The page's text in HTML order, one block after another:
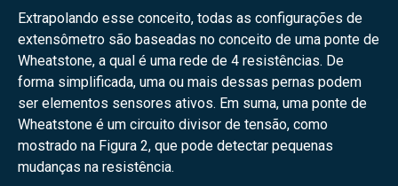
Extrapolando esse conceito, todas as configurações de
extensômetro são baseadas no conceito de uma ponte de
Wheatstone, a qual é uma rede de 4 resistências. De
forma simplificada, uma ou mais dessas pernas podem
ser elementos sensores ativos. Em suma, uma ponte de
Wheatstone é um circuito divisor de tensão, como
mostrado na Figura 2, que pode detectar pequenas
mudanças na resistência.